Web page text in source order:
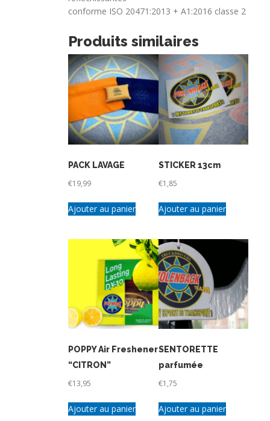
conforme ISO 20471:2013 + A1:2016 classe 2
Produits similaires
PACK LAVAGE
€19,99
Ajouter au panier
STICKER 13cm
€1,85
Ajouter au panier
POPPY Air Freshener
“CITRON”
€13,95
Ajouter au panier
SENTORETTE
parfumée
€1,75
Ajouter au panier